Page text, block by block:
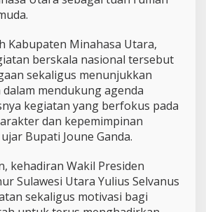
Kabupaten Minahasa Utara,
berskala nasional tersebut
sekaligus menunjukkan
mendukung agenda
kegiatan yang berfokus pada
dan kepemimpinan
Bupati Joune Ganda.
kehadiran Wakil Presiden
Sulawesi Utara Yulius Selvanus
sekaligus motivasi bagi